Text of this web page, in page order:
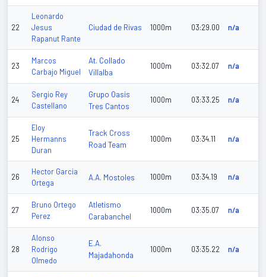
22
Leonardo
Jesus
Rapanut Rante
Ciudad de Rivas 1000m 03:29.00 n/a
23
Marcos
Carbajo Miguel
At. Collado
Villalba
1000m 03:32.07 n/a
24
Sergio Rey
Castellano
Grupo Oasis
Tres Cantos
1000m 03:33.25 n/a
25
Eloy
Hermanns
Duran
Track Cross
Road Team
1000m 03:34.11 n/a
26
Hector Garcia
Ortega
A.A. Mostoles 1000m 03:34.19 n/a
27
Bruno Ortego
Perez
Atletismo
Carabanchel
1000m 03:35.07 n/a
28
Alonso
Rodrigo
Olmedo
E.A.
Majadahonda
1000m 03:35.22 n/a